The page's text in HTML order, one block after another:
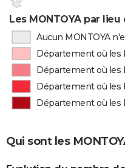
Les MONTOYA par
Aucun MONTOYA
Département où les
Département où les
Département où les
Département où les
Qui sont les